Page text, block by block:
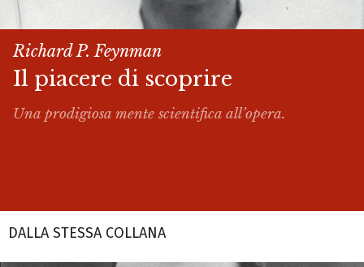
Richard P. Feynman
Il piacere di scoprire
Una prodigiosa mente scientifica all’opera.
DALLA STESSA COLLANA